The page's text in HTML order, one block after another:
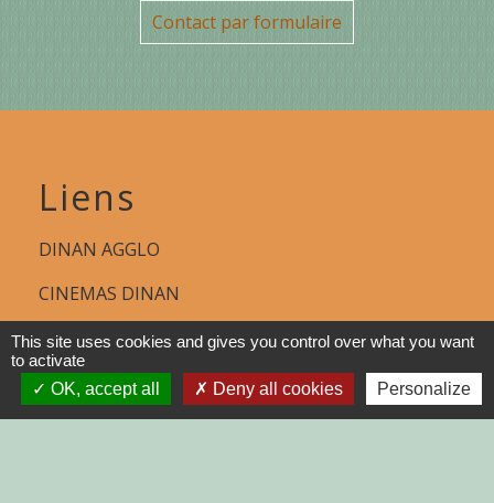
Contact par formulaire
Liens
DINAN AGGLO
CINEMAS DINAN
COTES D'ARMOR
REGION BRETAGNE
DEMARCHES
This site uses cookies and gives you control over what you want
to activate
OK, accept all
Deny all cookies Personalize